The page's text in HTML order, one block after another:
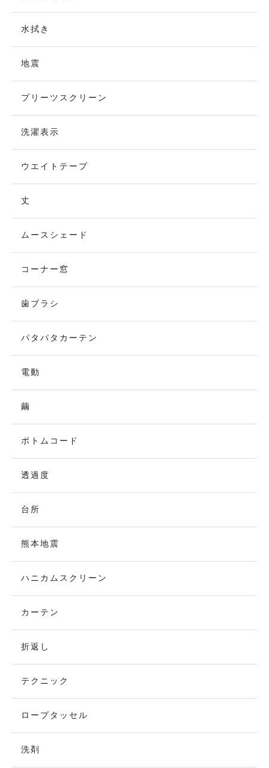
水拭き
地震
プリーツスクリーン
洗濯表示
ウエイトテープ
丈
ムースシェード
コーナー窓
歯ブラシ
パタパタカーテン
電動
繭
ボトムコード
透過度
台所
熊本地震
ハニカムスクリーン
カーテン
折返し
テクニック
ロープタッセル
洗剤